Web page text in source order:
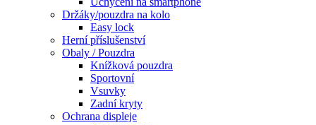
Držáky/pouzdra na kolo
Easy lock
Herní příslušenství
Obaly / Pouzdra
Knížková pouzdra
Sportovní
Vsuvky
Zadní kryty
Ochrana displeje